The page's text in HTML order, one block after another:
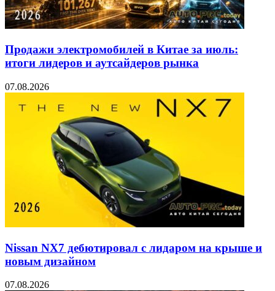
Продажи электромобилей в Китае за июль:
итоги лидеров и аутсайдеров рынка
07.08.2026
Nissan NX7 дебютировал с лидаром на крыше и
новым дизайном
07.08.2026